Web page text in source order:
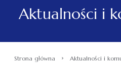
Aktualności i
Strona główna › Aktualności i